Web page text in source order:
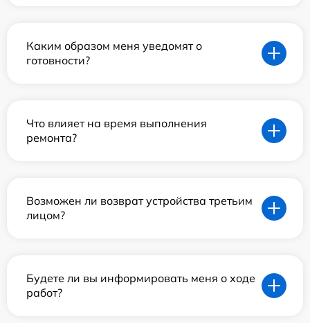
Каким образом меня уведомят о
готовности?
Что влияет на время выполнения
ремонта?
Возможен ли возврат устройства третьим
лицом?
Будете ли вы информировать меня о ходе
работ?